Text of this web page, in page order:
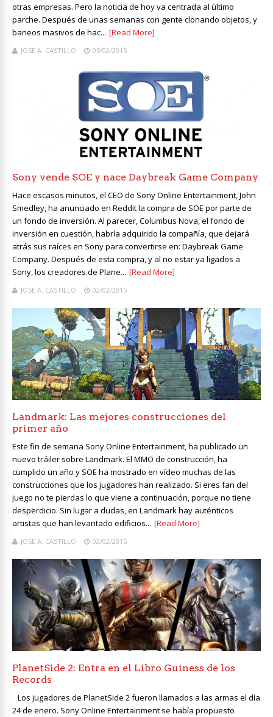
otras empresas. Pero la noticia de hoy va centrada al último
parche. Después de unas semanas con gente clonando objetos, y
baneos masivos de hac... [Read More]
JOSE A. CASTILLO 05/02/2015
Sony vende SOE y nace Daybreak Game Company
Hace escasos minutos, el CEO de Sony Online Entertainment, John
Smedley, ha anunciado en Reddit la compra de SOE por parte de
un fondo de inversión. Al parecer, Columbus Nova, el fondo de
inversión en cuestión, habría adquirido la compañía, que dejará
atrás sus raíces en Sony para convertirse en: Daybreak Game
Company. Después de esta compra, y al no estar ya ligados a
Sony, los creadores de Plane... [Read More]
JOSE A. CASTILLO 02/02/2015
Landmark: Las mejores construcciones del
primer año
Este fin de semana Sony Online Entertainment, ha publicado un
nuevo tráiler sobre Landmark. El MMO de construcción, ha
cumplido un año y SOE ha mostrado en vídeo muchas de las
construcciones que los jugadores han realizado. Si eres fan del
juego no te pierdas lo que viene a continuación, porque no tiene
desperdicio. Sin lugar a dudas, en Landmark hay auténticos
artistas que han levantado edificios... [Read More]
JOSE A. CASTILLO 02/02/2015
PlanetSide 2: Entra en el Libro Guiness de los
Records
Los jugadores de PlanetSide 2 fueron llamados a las armas el día
24 de enero. Sony Online Entertainment se había propuesto